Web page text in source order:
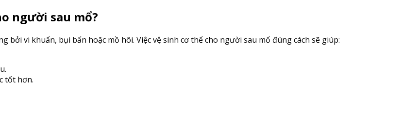
người sau mổ?
bởi vi khuẩn, bụi bẩn hoặc mồ hôi. Việc vệ sinh cơ thể cho người sau mổ đúng cách sẽ giúp:
tốt hơn.